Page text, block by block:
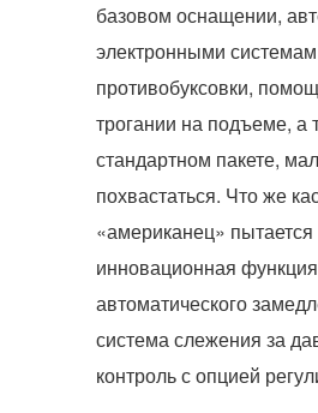
базовом оснащении,
электронными
противобуксовки,
трогании на подъеме, а
стандартном пакете,
похвастаться. Что же
«американец»
инновационная
автоматического
система слежения за
контроль с опцией